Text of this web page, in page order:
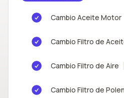
Cambio Aceite Motor
Cambio Filtro de
Cambio Filtro de Aire
Cambio Filtro de Polen